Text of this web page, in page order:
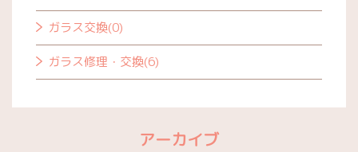
ガラス交換(0)
ガラス修理・交換(6)
アーカイブ